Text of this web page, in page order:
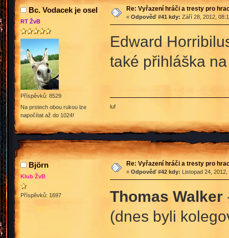
Bc. Vodacek je osel
RT ŽvB
Příspěvků: 8529
Na prstech obou rukou lze
napočítat až do 1024!
Re: Vyřazení hráči a tresty pro
« Odpověď #41 kdy: Září 28, 2012,
Edward
také přihláška
luf
Björn
Klub ŽvB
Příspěvků: 1697
Re: Vyřazení hráči a tresty pro
« Odpověď #42 kdy: Listopad 24,
Thomas Walker
(dnes byli